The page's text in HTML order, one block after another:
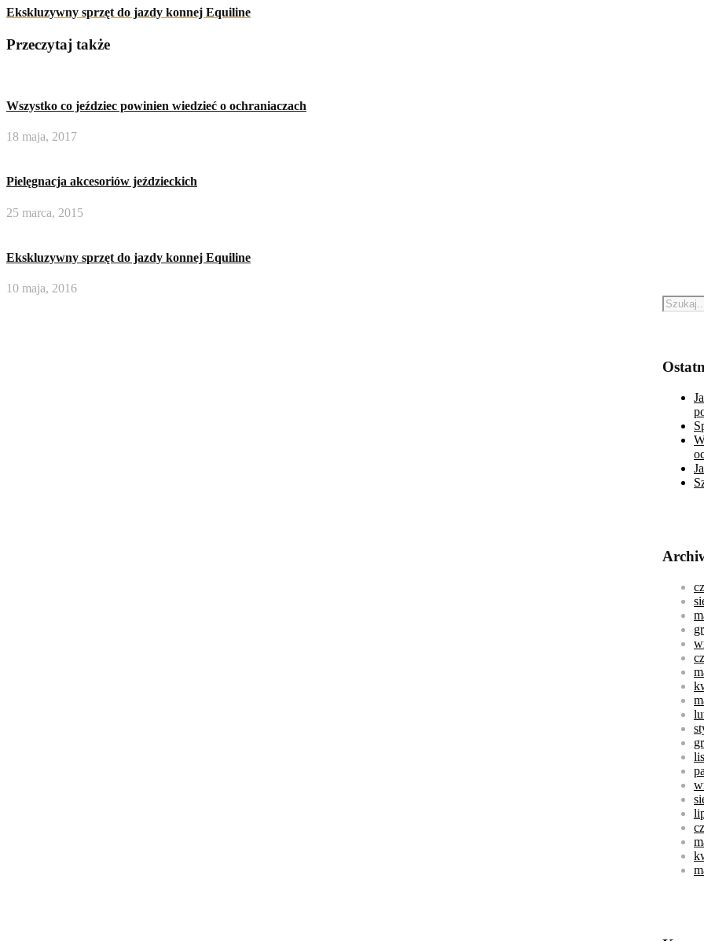
Ekskluzywny sprzęt do jazdy konnej Equiline
Przeczytaj także
Wszystko co jeździec powinien wiedzieć o ochraniaczach
18 maja, 2017
Pielęgnacja akcesoriów jeździeckich
25 marca, 2015
Ekskluzywny sprzęt do jazdy konnej Equiline
10 maja, 2016